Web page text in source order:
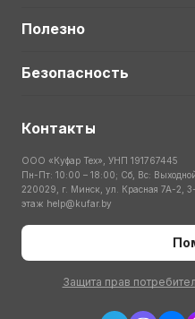
Полезно
Безопасность
Контакты
ООО «Куфар Тех», УНП 191767445
Пн-Пт: 10:00 – 18:00; Сб, Вс:
220029, г. Минск, ул. Красная 7А-2,
этаж help@kufar.by
Защита прав